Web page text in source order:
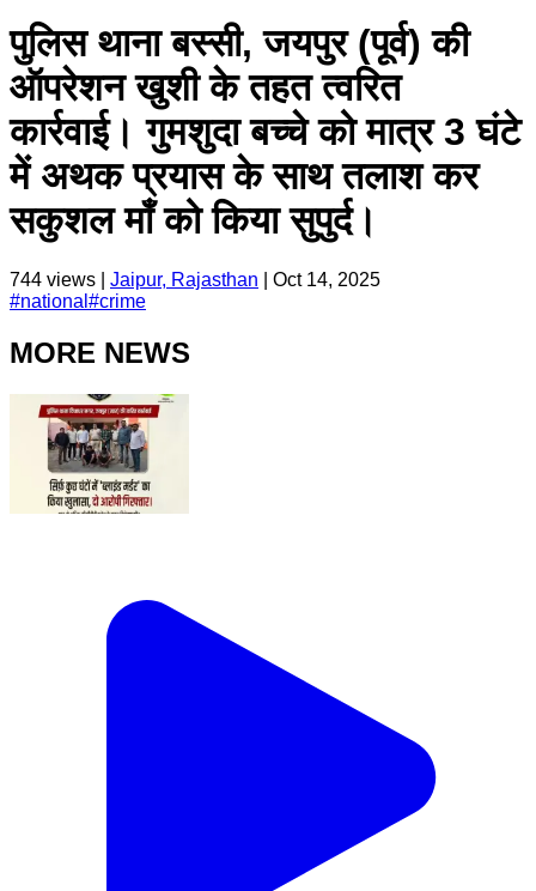
पुलिस थाना बस्सी, जयपुर (पूर्व) की
ऑपरेशन खुशी के तहत त्वरित
कार्रवाई। गुमशुदा बच्चे को मात्र 3 घंटे
में अथक प्रयास के साथ तलाश कर
सकुशल माँ को किया सुपुर्द।
744 views | Jaipur, Rajasthan
Oct 14, 2025
#national #crime
MORE NEWS